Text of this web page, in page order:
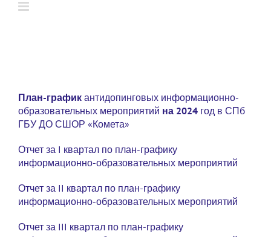
План-график антидопинговых информационно-
образовательных мероприятий на 2024 год в СПб
ГБУ ДО СШОР «Комета»
Отчет за I квартал по план-графику
информационно-образовательных мероприятий
Отчет за II квартал по план-графику
информационно-образовательных мероприятий
Отчет за III квартал по план-графику